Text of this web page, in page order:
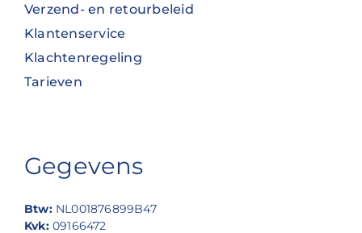
Verzend- en retourbeleid
Klantenservice
Klachtenregeling
Tarieven
Gegevens
Btw: NL001876899B47
Kvk:09166472